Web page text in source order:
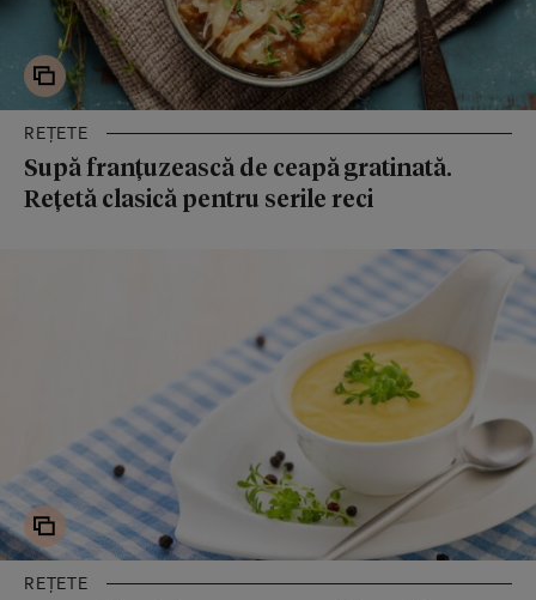
REȚETE
Supă franțuzească de ceapă gratinată.
Rețetă clasică pentru serile reci
REȚETE